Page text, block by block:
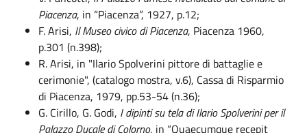
Piacenza, in “Piacenza”, 1927, p.12;
F. Arisi, Il Museo civico di Piacenza, Piacenza 1960,
p.301 (n.398);
R. Arisi, in "Ilario Spolverini pittore di battaglie e
cerimonie", (catalogo mostra, v.6), Cassa di Risparmio
di Piacenza, 1979, pp.53-54 (n.36);
G. Cirillo, G. Godi, I dipinti su tela di Ilario Spolverini per il
Palazzo Ducale di Colorno, in “Quaecumque recepit